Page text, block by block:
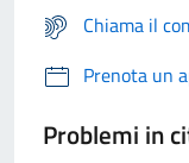
Chiama il
Prenota un
Problemi in